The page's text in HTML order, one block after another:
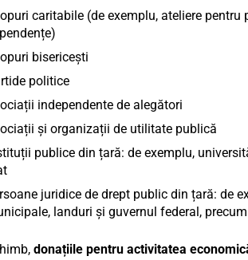
caritabile (de exemplu, ateliere
bisericești
politice
independente de alegători
și organizații de utilitate publică
publice din țară: de exemplu,
juridice de drept public din țară: de
landuri și guvernul federal,
donațiile pentru activitatea